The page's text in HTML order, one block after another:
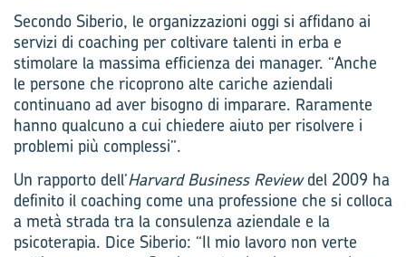
Secondo Siberio, le organizzazioni oggi si affidano ai
servizi di coaching per coltivare talenti in erba e
stimolare la massima efficienza dei manager. “Anche
le persone che ricoprono alte cariche aziendali
continuano ad aver bisogno di imparare. Raramente
hanno qualcuno a cui chiedere aiuto per risolvere i
problemi più complessi”.
Un rapporto dell’Harvard Business Reviewdel 2009 ha
definito il coaching come una professione che si colloca
a metà strada tra la consulenza aziendale e la
psicoterapia. Dice Siberio: “Il mio lavoro non verte